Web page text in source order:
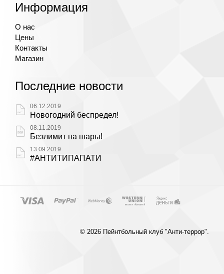
Информация
О нас
Цены
Контакты
Магазин
Последние новости
06.12.2019
Новогодний беспредел!
08.11.2019
Безлимит на шары!
13.09.2019
#АНТИТИПАПАТИ
© 2026 Пейнтбольный клуб "Анти-террор".